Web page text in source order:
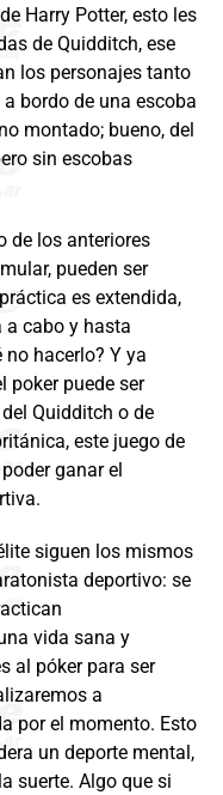
Harry Potter, esto les
de Quidditch, ese
los personajes tanto
bordo de una escoba
montado; bueno, del
sin escobas
de los anteriores
pueden ser
es extendida,
a cabo y hasta
hacerlo? Y ya
poker puede ser
Quidditch o de
este juego de
ganar el
siguen los mismos
deportivo: se
vida sana y
al póker para ser
a
por el momento. Esto
un deporte mental,
suerte. Algo que si